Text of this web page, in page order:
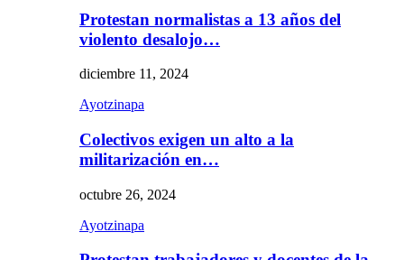
Protestan normalistas a 13 años del
violento desalojo…
diciembre 11, 2024
Ayotzinapa
Colectivos exigen un alto a la
militarización en…
octubre 26, 2024
Ayotzinapa